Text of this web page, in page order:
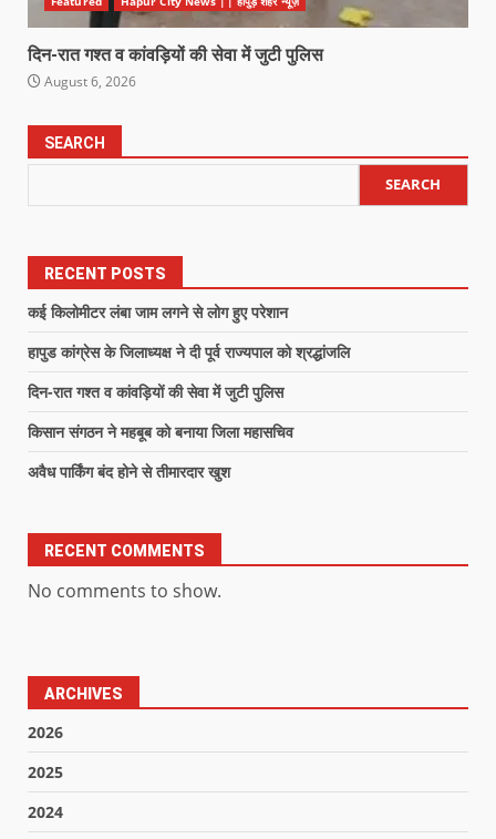
दिन-रात गश्त व कांवड़ियों की सेवा में जुटी पुलिस
August 6, 2026
SEARCH
SEARCH
RECENT POSTS
कई किलोमीटर लंबा जाम लगने से लोग हुए परेशान
हापुड कांग्रेस के जिलाध्यक्ष ने दी पूर्व राज्यपाल को श्रद्धांजलि
दिन-रात गश्त व कांवड़ियों की सेवा में जुटी पुलिस
किसान संगठन ने महबूब को बनाया जिला महासचिव
अवैध पार्किंग बंद होने से तीमारदार खुश
RECENT COMMENTS
No comments to show.
ARCHIVES
2026
2025
2024